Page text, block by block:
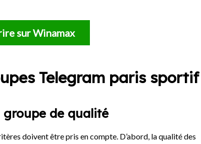
sur Winamax
Telegram paris sportif
de qualité
doivent être pris en compte. D’abord, la qualité des